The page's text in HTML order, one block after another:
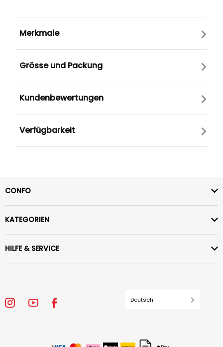
Merkmale
Grösse und Packung
Kundenbewertungen
Verfügbarkeit
CONFO
KATEGORIEN
HILFE & SERVICE
Deutsch